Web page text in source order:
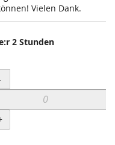
Vielen Dank.
2 Stunden